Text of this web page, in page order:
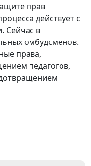
прав
действует с
Сейчас в
омбудсменов.
права,
педагогов,